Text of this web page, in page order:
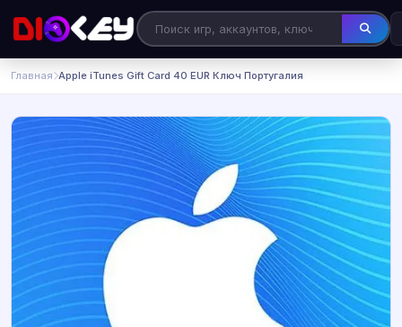
Главная Apple iTunes Gift Card 40 EUR Ключ Португалия